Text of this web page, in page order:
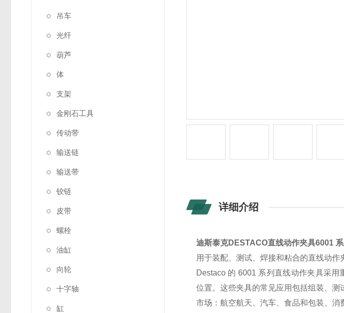
吊车
光纤
葫芦
体
支架
金刚石工具
传动带
输送链
输送带
铰链
皮带
螺栓
油缸
向轮
十字轴
缸
详细介绍
迪斯泰克DESTACO直线动作夹具6001 系
用于装配、测试、焊接和粘合的直线动作
Destaco 的 6001 系列直线动作夹具采
位置。这些夹具的常见应用包括组装、测
市场：航空航天、汽车、食品和包装、消